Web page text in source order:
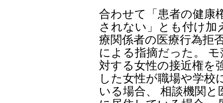
合わせて「患者の健康
されない」とも付け加
療関係者の医療行為拒
による指摘だった。
対する女性の接近権を
した女性が職場や学校
いる場合、 相談機関